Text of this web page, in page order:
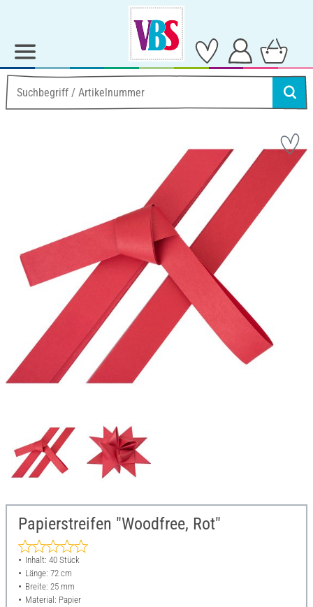
Papierstreifen "Woodfree, Rot"
Inhalt: 40 Stück
Länge: 72 cm
Breite: 25 mm
Material: Papier